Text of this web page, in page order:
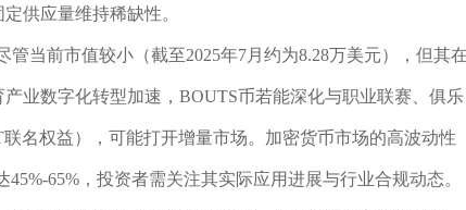
供应量维持稀缺性。
当前市值较小（截至2025年7月约为8.28万美元），但其
业数字化转型加速，BOUTS币若能深化与职业联赛、俱乐
名权益），可能打开增量市场。加密货币市场的高波动性
65%，投资者需关注其实际应用进展与行业合规动态。